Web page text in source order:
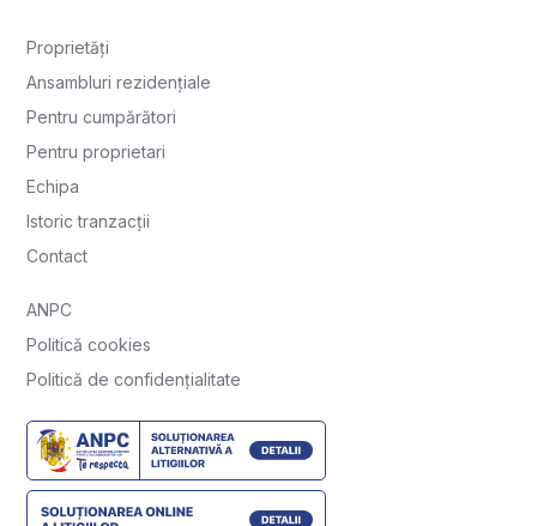
Proprietăți
Ansambluri rezidențiale
Pentru cumpărători
Pentru proprietari
Echipa
Istoric tranzacții
Contact
ANPC
Politică cookies
Politică de confidențialitate